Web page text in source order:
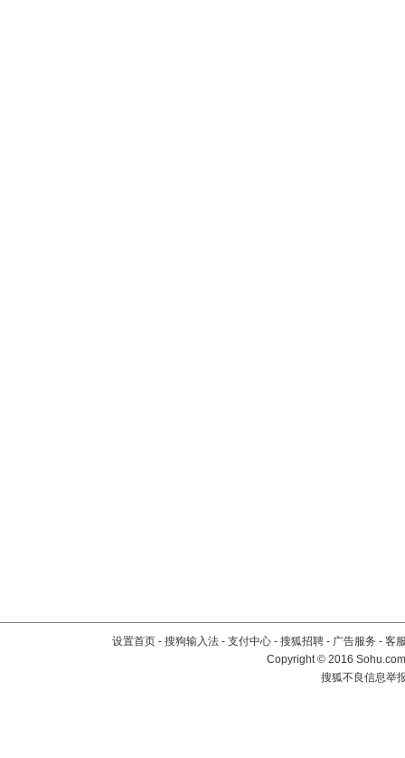
设置首页 - 搜狗输入法 - 支付中心 - 搜狐招聘 - 广告服务 - 客
Copyright©2016
搜狐不良信息举